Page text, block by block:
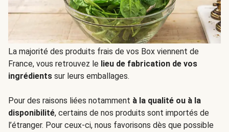
La majorité des produits frais de vos Box viennent de
France, vous retrouvez le lieu de fabrication de vos
ingrédients sur leurs emballages.
Pour des raisons liées notamment à la qualité ou à la
disponibilité, certains de nos produits sont importés de
l’étranger. Pour ceux-ci, nous favorisons dès que possible